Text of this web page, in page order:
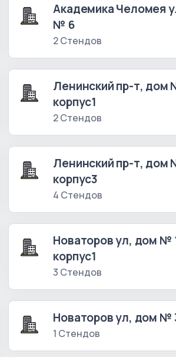
Академика Челомея
№ 6
2 Стендов
Ленинский пр-т, дом
корпус1
2 Стендов
Ленинский пр-т, дом
корпус3
4 Стендов
Новаторов ул, дом №
корпус1
3 Стендов
Новаторов ул, дом №
1 Стендов